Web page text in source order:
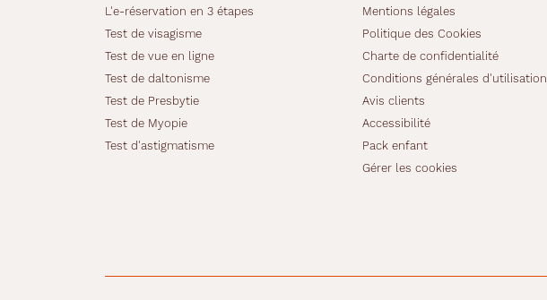
t
e
o
n
t
u
e
g
L'e-réservation en 3 étapes
Test de visagisme
Test de vue en ligne
Test de daltonisme
Test de Presbytie
Test de Myopie
Test d'astigmatisme
Mentions légales
Politique des Cookies
Charte de confidentialité
Conditions générales d'utilisation
Avis clients
Accessibilité
Pack enfant
Gérer les cookies